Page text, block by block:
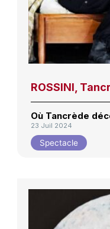
ROSSINI,
Où Tancrède
23 Juil 2024
Spectacle